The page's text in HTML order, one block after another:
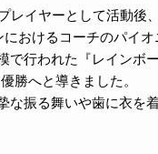
レイヤーとして活動後
おけるコーチのパイオ
で行われた『レイン
勝へと導きました。
な振る舞いや歯に衣を